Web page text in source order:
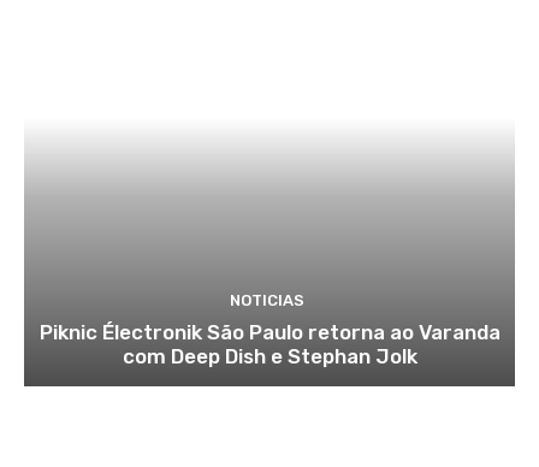
NOTICIAS
Piknic Électronik São Paulo retorna ao Varanda
com Deep Dish e Stephan Jolk